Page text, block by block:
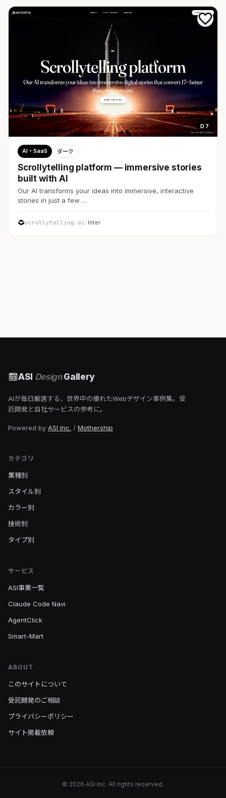
D 7
AI・SaaS ダーク
Scrollytelling platform — immersive stories
built with AI
Our AI transforms your ideas into immersive, interactive
stories in just a few …
scrollytelling.ai· Inter
ASI DesignGallery
AIが毎日厳選する、世界中の優れたWebデザイン事例集。受
託開発と自社サービスの参考に。
Powered by ASI Inc. / Mothership
カテゴリ
業種別
スタイル別
カラー別
技術別
タイプ別
サービス
ASI事業一覧
Claude Code Navi
AgentClick
Smart-Mart
ABOUT
このサイトについて
受託開発のご相談
プライバシーポリシー
サイト掲載依頼
© 2026 ASI Inc. All rights reserved.